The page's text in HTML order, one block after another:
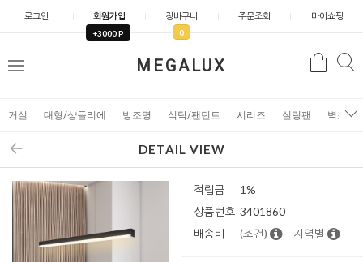
로그인 회원가입
+3000 P
장바구니
0
주문조회 마이쇼핑
MEGALUX
메
검
거실 대형/샹들리에 방조명 식탁/팬던트 시리즈 실링팬 벽조명
DETAIL VIEW
적립금
1%
상품번호 3401860
배송비
(조건) 지역별